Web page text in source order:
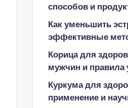
способов и
Как уменьшить
эффективные
Корица для
мужчин и правила
Куркума для
применение и